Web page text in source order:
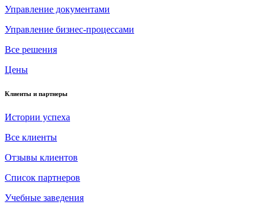
Управление документами
Управление бизнес-процессами
Все решения
Цены
Клиенты и партнеры
Истории успеха
Все клиенты
Отзывы клиентов
Список партнеров
Учебные заведения